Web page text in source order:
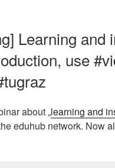
Learning and
use
about „learning and
eduhub network. Now